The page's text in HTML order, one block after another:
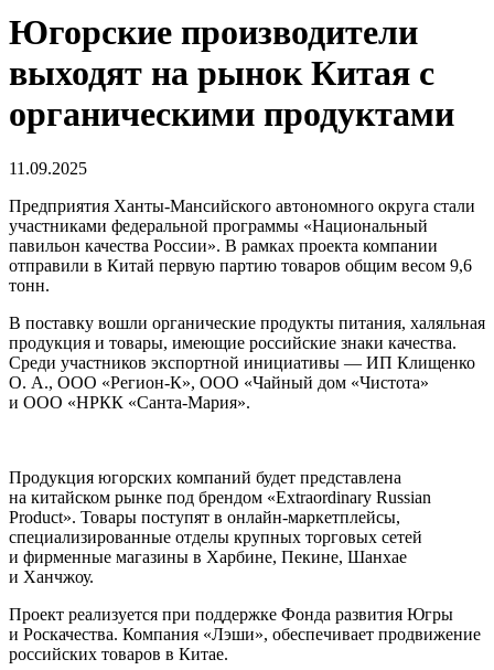
Югорские производители
выходят на рынок Китая с
органическими продуктами
11.09.2025
Предприятия Ханты-Мансийского автономного округа стали
участниками федеральной программы «Национальный
павильон качества России». В рамках проекта компании
отправили в Китай первую партию товаров общим весом 9,6
тонн.
В поставку вошли органические продукты питания, халяльная
продукция и товары, имеющие российские знаки качества.
Среди участников экспортной инициативы — ИП Клищенко
О. А., ООО «Регион-К», ООО «Чайный дом «Чистота»
и ООО «НРКК «Санта-Мария».
Продукция югорских компаний будет представлена
на китайском рынке под брендом «Extraordinary Russian
Product». Товары поступят в онлайн-маркетплейсы,
специализированные отделы крупных торговых сетей
и фирменные магазины в Харбине, Пекине, Шанхае
и Ханчжоу.
Проект реализуется при поддержке Фонда развития Югры
и Роскачества. Компания «Лэши», обеспечивает продвижение
российских товаров в Китае.